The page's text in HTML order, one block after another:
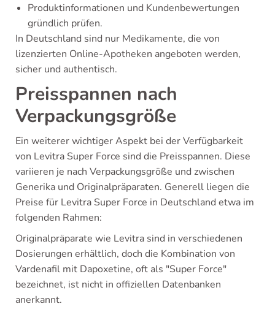
Produktinformationen und Kundenbewertungen
gründlich prüfen.
In Deutschland sind nur Medikamente, die von
lizenzierten Online-Apotheken angeboten werden,
sicher und authentisch.
Preisspannen nach
Verpackungsgröße
Ein weiterer wichtiger Aspekt bei der Verfügbarkeit
von Levitra Super Force sind die Preisspannen. Diese
variieren je nach Verpackungsgröße und zwischen
Generika und Originalpräparaten. Generell liegen die
Preise für Levitra Super Force in Deutschland etwa im
folgenden Rahmen:
Originalpräparate wie Levitra sind in verschiedenen
Dosierungen erhältlich, doch die Kombination von
Vardenafil mit Dapoxetine, oft als "Super Force"
bezeichnet, ist nicht in offiziellen Datenbanken
anerkannt.